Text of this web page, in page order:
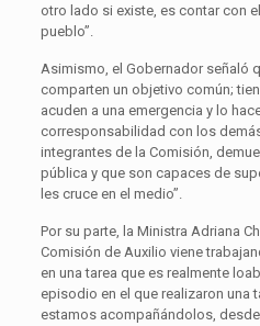
otro lado si existe, es contar con
pueblo”.
Asimismo, el Gobernador señaló
comparten un objetivo común;
acuden a una emergencia y lo
corresponsabilidad con los
integrantes de la Comisión,
pública y que son capaces de
les cruce en el medio”.
Por su parte, la Ministra Adriana
Comisión de Auxilio viene
en una tarea que es realmente
episodio en el que realizaron una
estamos acompañándolos,